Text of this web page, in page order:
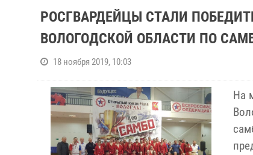
РОСГВАРДЕЙЦЫ СТАЛИ
ВОЛОГОДСКОЙ ОБЛАСТИ ПО
18 ноября 2019, 10:03
На